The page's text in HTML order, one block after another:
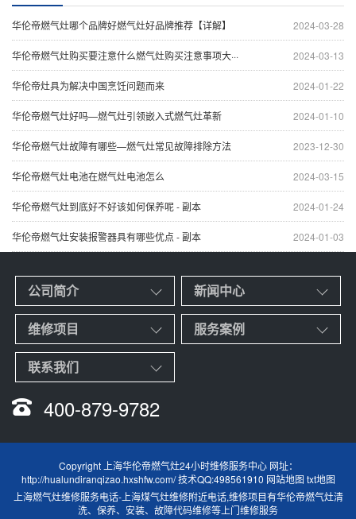
2024-03-28
华伦帝燃气灶哪个品牌好燃气灶好品牌推荐【详解】
2024-03-13
华伦帝燃气灶购买要注意什么燃气灶购买注意事项大···
2024-01-22
华伦帝灶具为解决中国烹饪问题而来
2024-01-10
华伦帝燃气灶好吗—燃气灶引领嵌入式燃气灶革新
2023-12-30
华伦帝燃气灶故障有哪些—燃气灶常见故障排除方法
2024-03-15
华伦帝燃气灶电池在燃气灶电池怎么
2024-01-24
华伦帝燃气灶到底好不好该如何保养呢 - 副本
2024-01-03
华伦帝燃气灶安装报警器具有哪些优点 - 副本
公司简介 新闻中心
维修项目 服务案例
联系我们
400-879-9782
Copyright 上海华伦帝燃气灶24小时维修服务中心 网址：
http://hualundiranqizao.hxshfw.com/ 技术QQ:498561910 网站地图 txt地图
上海燃气灶维修服务电话-上海煤气灶维修附近电话,维修项目有华伦帝燃气灶清
洗、保养、安装、故障代码维修等上门维修服务